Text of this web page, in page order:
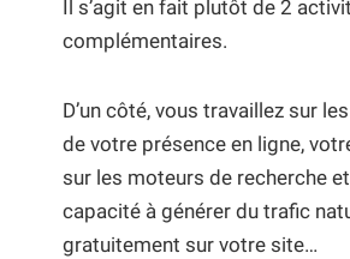
Il s’agit en fait plutôt de 2
complémentaires.
D’un côté, vous travaillez sur
de votre présence en ligne,
sur les moteurs de recherche
capacité à générer du trafic
gratuitement sur votre site…